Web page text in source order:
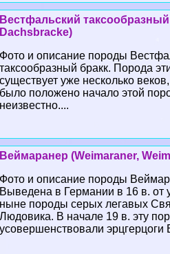
Вестфальский
Dachsbracke)
Фото и описание породы
таксообразный бpaкк. Порода
существует уже несколько веков,
было положено начало этой
неизвестно....
Веймаранер (Weimaraner,
Фото и описание породы
Выведена в Германии в 16 в. от
ныне породы серых легавых
Людовика. В начале 19 в. эту
усовершенствовали эрцгерцоги